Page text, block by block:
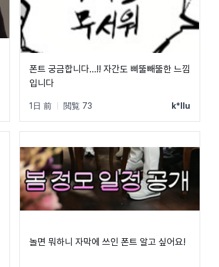
폰트 궁금합니다…!! 자간도 삐뚤빼뚤한 느낌
입니다
1日 前 閲覧 73 k*llu
놀면 뭐하니 자막에 쓰인 폰트 알고 싶어요!